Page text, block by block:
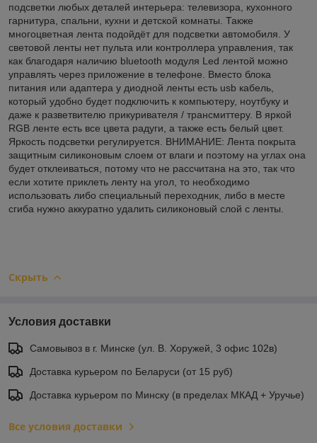
подсветки любых деталей интерьера: телевизора, кухонного
гарнитура, спальни, кухни и детской комнаты. Также
многоцветная лента подойдёт для подсветки автомобиля. У
световой ленты нет пульта или контроллера управления, так
как благодаря наличию bluetooth модуля Led лентой можно
управлять через приложение в телефоне. Вместо блока
питания или адаптера у диодной ленты есть usb кабель,
который удобно будет подключить к компьютеру, ноутбуку и
даже к разветвителю прикуривателя / трансмиттеру. В яркой
RGB ленте есть все цвета радуги, а также есть белый цвет.
Яркость подсветки регулируется. ВНИМАНИЕ: Лента покрыта
защитным силиконовым слоем от влаги и поэтому на углах она
будет отклеиваться, потому что не рассчитана на это, так что
если хотите приклеть ленту на угол, то необходимо
использовать либо специальный переходник, либо в месте
сгиба нужно аккуратно удалить силиконовый слой с ленты.
Скрыть
Условия доставки
Самовывоз в г. Минске (ул. В. Хоружей, 3 офис 102в)
Доставка курьером по Беларуси (от 15 руб)
Доставка курьером по Минску (в пределах МКАД + Уручье)
Все условия доставки